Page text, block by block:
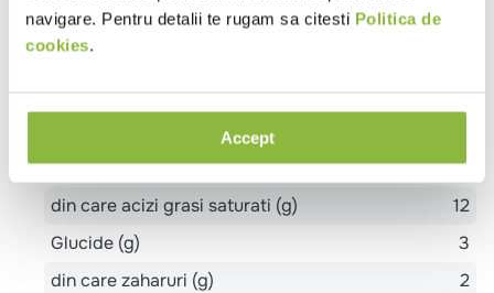
navigare. Pentru detalii te rugam sa citesti Politica de
cookies.
Accept
Valori nutritionale 100g
Valoare energetica (kcal)
Grasimi (g)
21
din care acizi grasi saturati (g)
12
Glucide (g)
3
din care zaharuri (g)
2